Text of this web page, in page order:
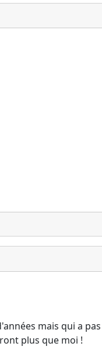
mais qui a
plus que moi !